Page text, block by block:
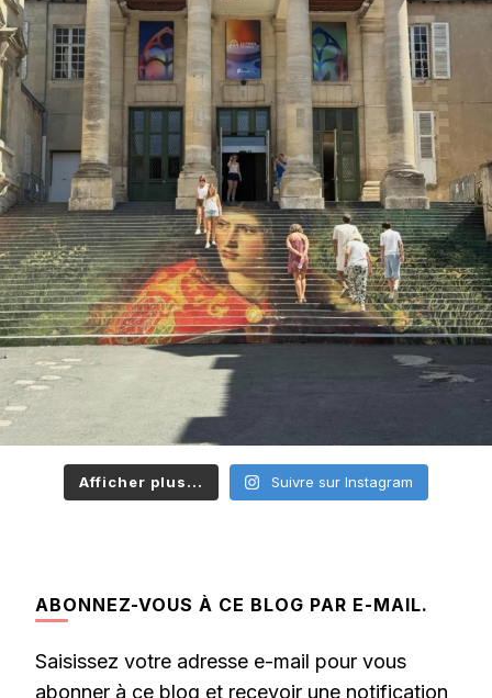
Afficher plus... Suivre sur Instagram
ABONNEZ-VOUS À CE BLOG PAR E-MAIL.
Saisissez votre adresse e-mail pour vous
abonner à ce blog et recevoir une notification